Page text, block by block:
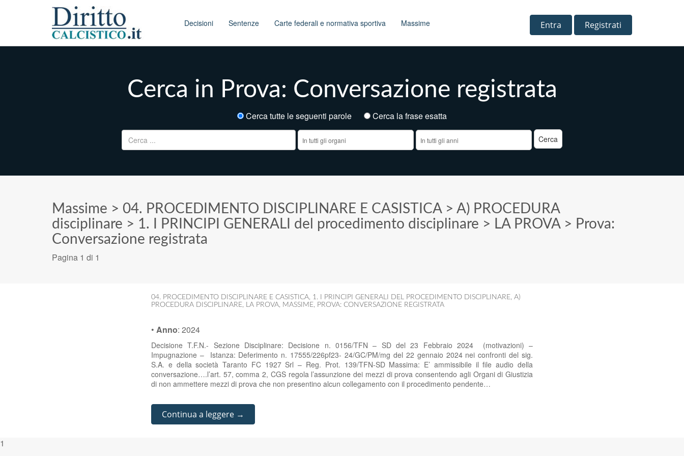
Main menu Decisioni Sentenze Carte federali e normativa sportiva Massime Entra Registrati
Cerca in Prova: Conversazione registrata
Cerca tutte le seguenti parole
Cerca la frase esatta
Ricerca per:
Massime > 04. PROCEDIMENTO DISCIPLINARE E CASISTICA> A) PROCEDURA
disciplinare > 1. I PRINCIPI GENERALI del procedimento disciplinare > LA PROVA> Prova:
Conversazione registrata
Pagina 1 di 1
04. PROCEDIMENTO DISCIPLINARE E CASISTICA, 1. I PRINCIPI GENERALI DEL PROCEDIMENTO DISCIPLINARE, A)
PROCEDURA DISCIPLINARE, LA PROVA, MASSIME, PROVA: CONVERSAZIONE REGISTRATA
• Anno: 2024
Decisione T.F.N.- Sezione Disciplinare: Decisione n. 0156/TFN – SD del 23 Febbraio 2024 (motivazioni) –
Impugnazione – Istanza: Deferimento n. 17555/226pf23- 24/GC/PM/mg del 22 gennaio 2024 nei confronti del sig.
S.A. e della società Taranto FC 1927 Srl – Reg. Prot. 139/TFN-SD Massima: E’ ammissibile il file audio della
conversazione….l’art. 57, comma 2, CGS regola l’assunzione dei mezzi di prova consentendo agli Organi di Giustizia
di non ammettere mezzi di prova che non presentino alcun collegamento con il procedimento pendente…
Continua a leggere →
1